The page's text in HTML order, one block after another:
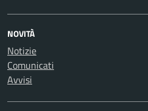
NOVITÀ
Notizie
Comunicati
Avvisi